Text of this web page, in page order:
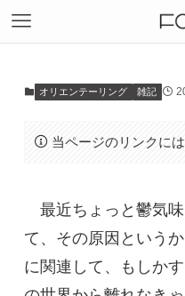
オリエンテーリング 雑記
当ページのリンクに
最近ちょっと鬱気
て、その原因という
に関連して、もしか